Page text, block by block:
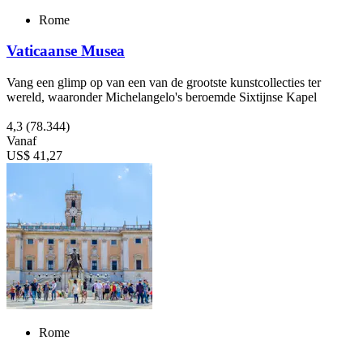
Rome
Vaticaanse Musea
Vang een glimp op van een van de grootste kunstcollecties ter
wereld, waaronder Michelangelo's beroemde Sixtijnse Kapel
4,3 (78.344)
Vanaf
US$ 41,27
Rome